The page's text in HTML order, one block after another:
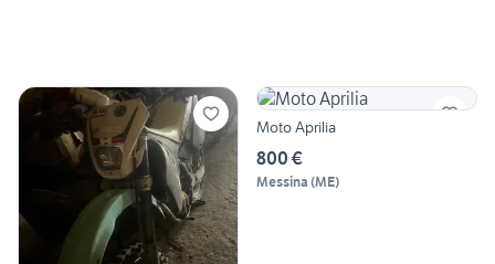
Moto Aprilia
800 €
Messina (ME)